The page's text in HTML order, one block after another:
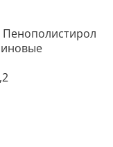
Пенополистирол